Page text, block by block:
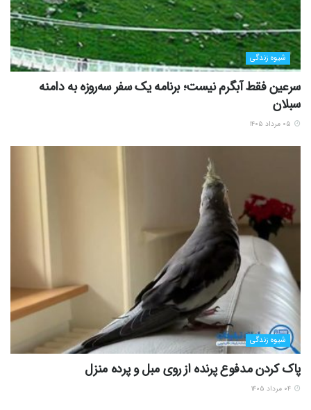
شیوه زندگی
سرعین فقط آبگرم نیست؛ برنامه یک سفر سه‌روزه به دامنه
سبلان
شیوه زندگی
پاک کردن مدفوع پرنده از روی مبل و پرده منزل